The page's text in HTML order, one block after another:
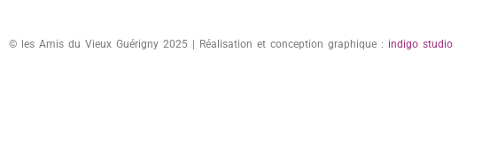
© les Amis du Vieux Guérigny 2025 | Réalisation et conception graphique : indigo studio